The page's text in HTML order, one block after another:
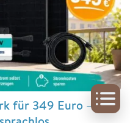
für 349 Euro –